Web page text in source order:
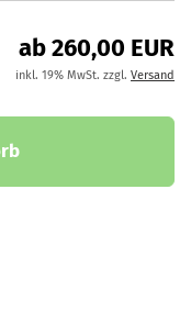
ab 260,00 EUR
inkl. 19% MwSt. zzgl. Versand